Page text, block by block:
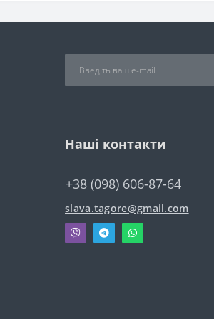
Наші контакти
+38 (098) 606-87-64
slava.tagore@gmail.com